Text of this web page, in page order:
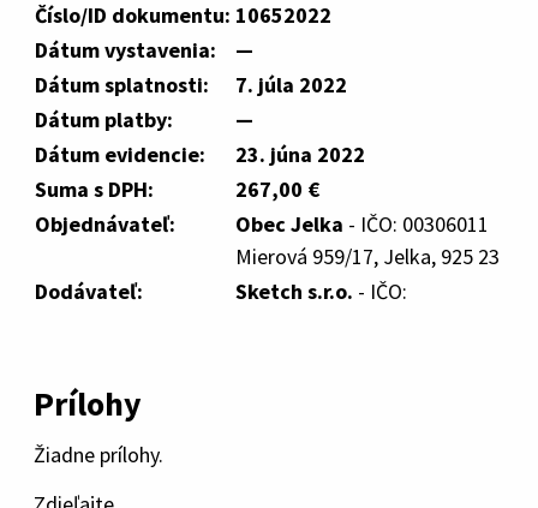
Číslo/ID dokumentu: 10652022
Dátum vystavenia:
—
Dátum splatnosti:
7. júla 2022
Dátum platby:
—
Dátum evidencie:
23. júna 2022
Suma s DPH:
267,00 €
Objednávateľ:
Obec Jelka - IČO: 00306011
Mierová 959/17, Jelka, 925 23
Dodávateľ:
Sketch s.r.o. - IČO:
Prílohy
Žiadne prílohy.